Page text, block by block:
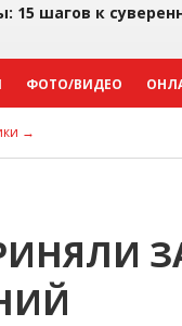
15 шагов к
ФОТО/ВИДЕО
→